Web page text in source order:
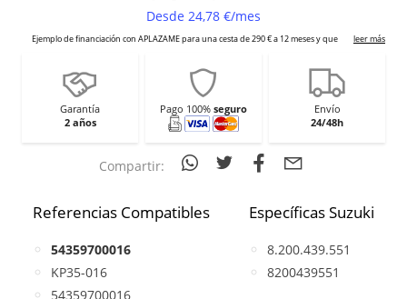
Garantía
2 años
Pago 100% seguro
Envío
24/48h
Compartir:
Referencias Compatibles
54359700016
KP35-016
54359700016
Específicas Suzuki
8.200.439.551
8200439551